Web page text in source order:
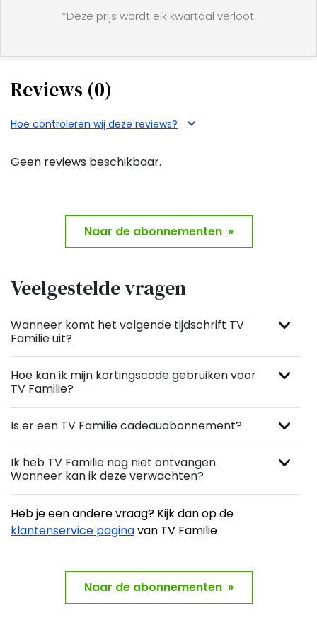
*Deze prijs wordt elk kwartaal verloot.
Reviews (0)
Hoe controleren wij deze reviews?
Geen reviews beschikbaar.
Naar de abonnementen »
Veelgestelde vragen
Wanneer komt het volgende tijdschrift TV
Familie uit?
Hoe kan ik mijn kortingscode gebruiken voor
TV Familie?
Is er een TV Familie cadeauabonnement?
Ik heb TV Familie nog niet ontvangen.
Wanneer kan ik deze verwachten?
Heb je een andere vraag? Kijk dan op de
klantenservice paginavan TV Familie
Naar de abonnementen »